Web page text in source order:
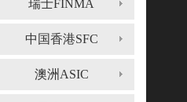
瑞士FINMA
中国香港SFC
澳洲ASIC